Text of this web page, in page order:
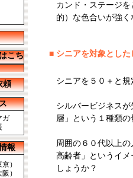
こち
頼
ガ
報
）
）
カンド・ステージ
的）な色合いが強
■ シニアを対象とし
シニアを５０＋と
シルバービジネス
層」という１種類
周囲の６０代以上
高齢者」というイ
しょうか？